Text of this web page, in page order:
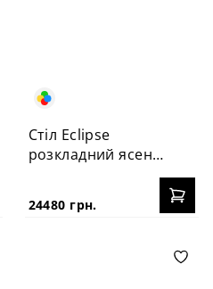
Стіл Eclipse
розкладний ясень
24480 грн.